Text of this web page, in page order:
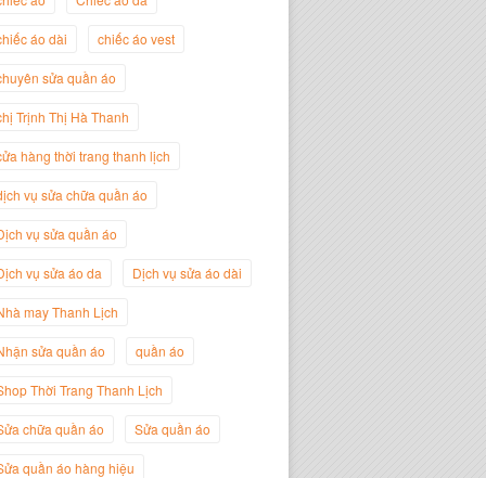
Trang Thanh Lịch
Giám Đốc Công ty Cây Xanh Gia
áo dài chiếc áo vest
sửa quần áo
Trịnh Thị Hà Thanh
hàng thời trang thanh lịch
vụ sửa chữa quần áo
vụ sửa quần áo
vụ sửa áo da Dịch vụ sửa áo dài
may Thanh Lịch
sửa quần áo quần áo
Thời Trang Thanh Lịch
chữa quần áo Sửa quần áo
quần áo hàng hiệu